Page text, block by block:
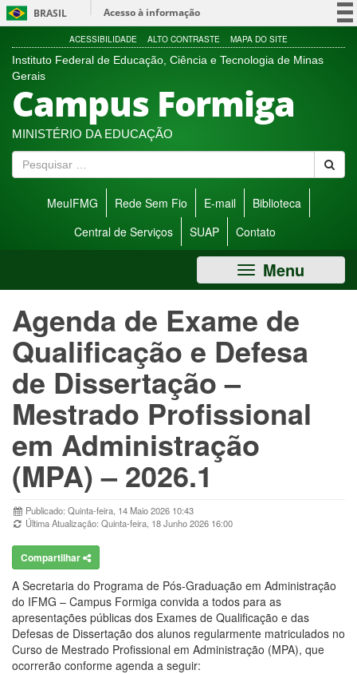
direto
menu
BRASIL
Acesso à informação
Participe
Serviços
ACESSIBILIDADE ALTO CONTRASTE MAPA DO SITE
Instituto Federal de Educação, Ciência e Tecnologia de Minas
Gerais
Campus Formiga
MINISTÉRIO DA EDUCAÇÃO
e
s
r
MeuIFMG Rede Sem Fio E-mail
Biblioteca
Central de Serviços
SUAP Contato
Menu
Agenda de Exame de
Qualificação e Defesa
de Dissertação –
Mestrado Profissional
em Administração
(MPA) – 2026.1
Publicado: Quinta-feira, 14 Maio 2026 10:43
Última Atualização: Quinta-feira, 18 Junho 2026 16:00
Compartilhar
A Secretaria do Programa de Pós-Graduação em Administração
do IFMG – Campus Formiga convida a todos para as
apresentações públicas dos Exames de Qualificação e das
Defesas de Dissertação dos alunos regularmente matriculados no
Curso de Mestrado Profissional em Administração (MPA), que
ocorrerão conforme agenda a seguir: